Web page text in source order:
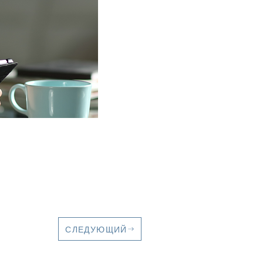
СЛЕДУЮЩИЙ